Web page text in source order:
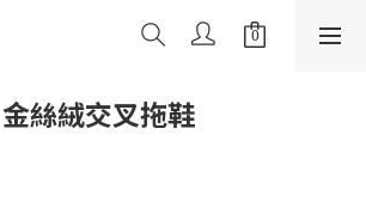
金絲絨交叉拖鞋